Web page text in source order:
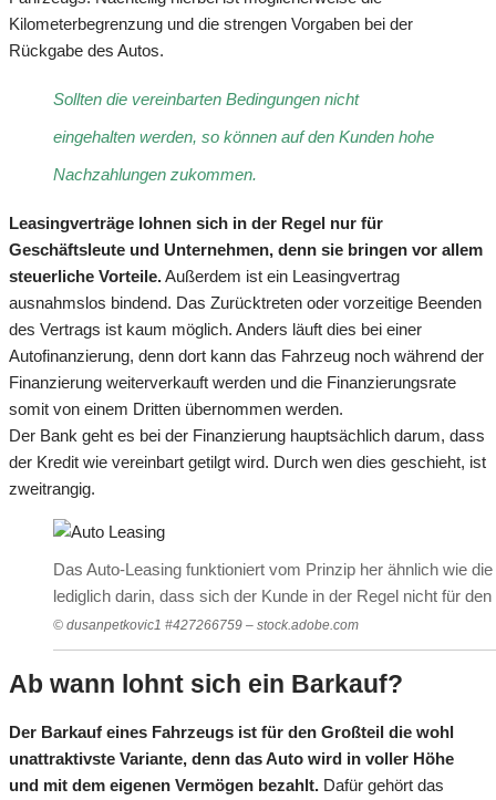
Kilometerbegrenzung und die strengen Vorgaben bei der
Rückgabe des Autos.
Sollten die vereinbarten Bedingungen nicht
eingehalten werden, so können auf den Kunden hohe
Nachzahlungen zukommen.
Leasingverträge lohnen sich in der Regel nur für
Geschäftsleute und Unternehmen, denn sie bringen vor allem
steuerliche Vorteile.Außerdem ist ein Leasingvertrag
ausnahmslos bindend. Das Zurücktreten oder vorzeitige Beenden
des Vertrags ist kaum möglich. Anders läuft dies bei einer
Autofinanzierung, denn dort kann das Fahrzeug noch während der
Finanzierung weiterverkauft werden und die Finanzierungsrate
somit von einem Dritten übernommen werden.
Der Bank geht es bei der Finanzierung hauptsächlich darum, dass
der Kredit wie vereinbart getilgt wird. Durch wen dies geschieht, ist
zweitrangig.
Das Auto-Leasing funktioniert vom Prinzip her ähnlich wie
lediglich darin, dass sich der Kunde in der Regel nicht für
© dusanpetkovic1 #427266759 – stock.adobe.com
Ab wann lohnt sich ein Barkauf?
Der Barkauf eines Fahrzeugs ist für den Großteil die wohl
unattraktivste Variante, denn das Auto wird in voller Höhe
und mit dem eigenen Vermögen bezahlt. Dafür gehört das